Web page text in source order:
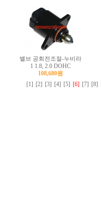
밸브 공회전조절-누비라
1 1.8, 2.0 DOHC
108,680원
[1]
[2] [3] [4] [5] [6] [7] [8]